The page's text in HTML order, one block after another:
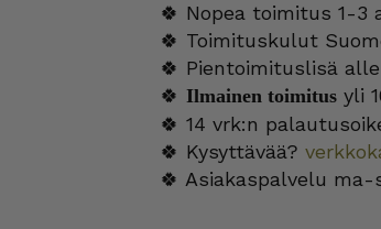
🍀 Nopea toimitus 1-3
🍀 Toimituskulut
🍀 Pientoimituslisä
🍀 Ilmainen toimitusyli
🍀 14 vrk:n
🍀 Kysyttävää?
🍀 Asiakaspalvelu ma-